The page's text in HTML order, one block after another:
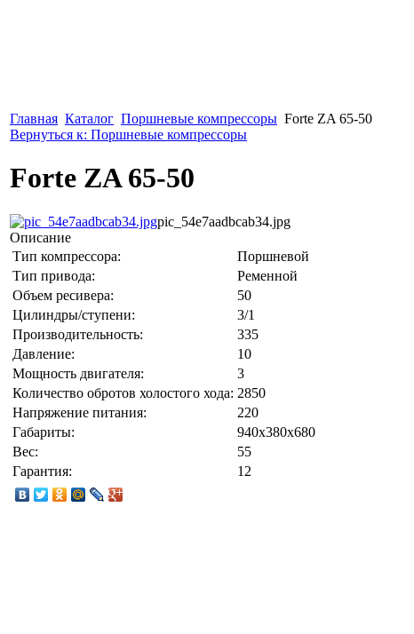
Главная Каталог Поршневые компрессоры Forte ZA 65-50
Вернуться к: Поршневые компрессоры
Forte ZA 65-50
pic_54e7aadbcab34.jpg
Описание
Тип компрессора:
Поршневой
Тип привода:
Ременной
Объем ресивера:
50
Цилиндры/ступени:
3/1
Производительность:
335
Давление:
10
Мощность двигателя:
3
Количество обротов холостого хода: 2850
Напряжение питания:
220
Габариты:
940x380x680
Вес:
55
Гарантия:
12